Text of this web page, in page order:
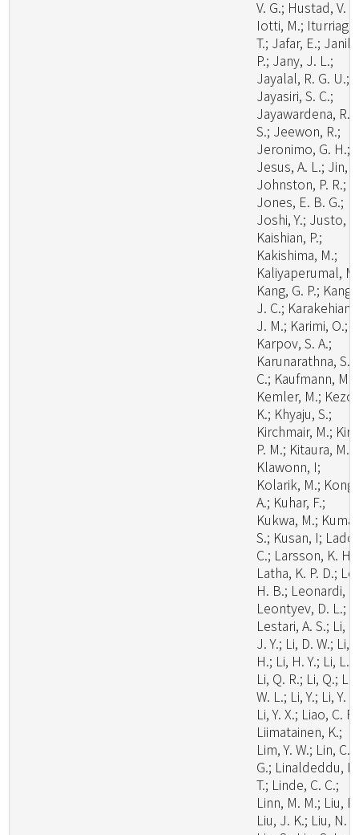
V. G.; Hustad, V.
Iotti, M.; Iturriaga,
T.; Jafar, E.; Janik,
P.; Jany, J. L.;
Jayalal, R. G. U.;
Jayasiri, S. C.;
Jayawardena, R.
S.; Jeewon, R.;
Jeronimo, G. H.;
Jesus, A. L.; Jin,
Johnston, P. R.;
Jones, E. B. G.;
Joshi, Y.; Justo,
Kaishian, P.;
Kakishima, M.;
Kaliyaperumal,
Kang, G. P.; Kang,
J. C.; Karakehian,
J. M.; Karimi, O.;
Karpov, S. A.;
Karunarathna, S.
C.; Kaufmann, M.;
Kemler, M.; Kezo,
K.; Khyaju, S.;
Kirchmair, M.;
P. M.; Kitaura, M.
Klawonn, I;
Kolarik, M.; Kong,
A.; Kuhar, F.;
Kukwa, M.;
S.; Kusan, I; Lado,
C.; Larsson, K. H.;
Latha, K. P. D.;
H. B.; Leonardi,
Leontyev, D. L.;
Lestari, A. S.; Li,
J. Y.; Li, D. W.; Li,
H.; Li, H. Y.; Li, L.;
Li, Q. R.; Li, Q.; Li,
W. L.; Li, Y.; Li, Y.
Li, Y. X.; Liao, C. F.;
Liimatainen, K.;
Lim, Y. W.; Lin, C.
G.; Linaldeddu, B.
T.; Linde, C. C.;
Linn, M. M.; Liu,
Liu, J. K.; Liu, N.